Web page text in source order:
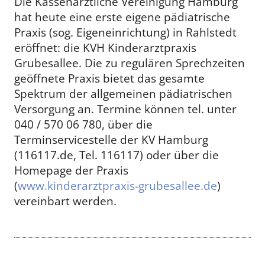
hat heute eine erste eigene pädiatrische
Praxis (sog. Eigeneinrichtung) in Rahlstedt
eröffnet: die KVH Kinderarztpraxis
Grubesallee. Die zu regulären Sprechzeiten
geöffnete Praxis bietet das gesamte
Spektrum der allgemeinen pädiatrischen
Versorgung an. Termine können tel. unter
040 / 570 06 780, über die
Terminservicestelle der KV Hamburg
(116117.de, Tel. 116117) oder über die
Homepage der Praxis
(www.kinderarztpraxis-grubesallee.de)
vereinbart werden.